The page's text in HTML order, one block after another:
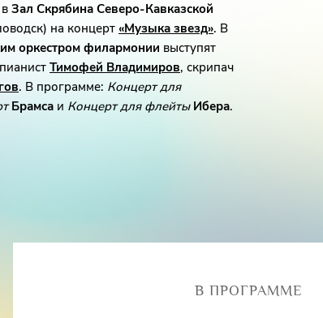
Зал Скрябина Северо-Кавказской
на концерт «Музыка звезд». В
оркестром филармонии выступят
Тимофей Владимиров, скрипач
. В программе: Концерт для
Брамса и Концерт для флейты Ибера.
основном для скрипки. Период ихВ ПРОГРАММЕ